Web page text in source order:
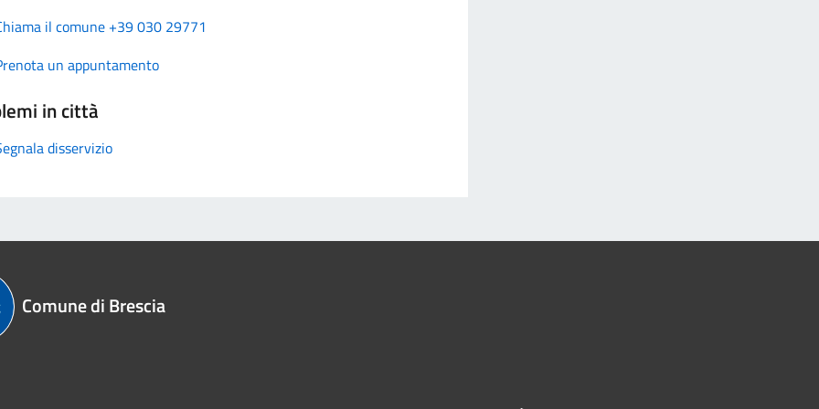
il comune +39 030 29771
un appuntamento
in città
disservizio
Comune di Brescia